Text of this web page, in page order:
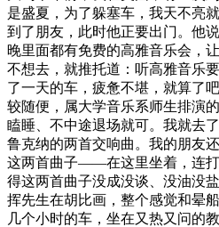
是盛夏，为了躲塞车，我天不亮
到了朋友，此时他正要出门。他
晚里面都有免费的高雅音乐会，
不想去，就推托道：听高雅音乐
了一天的车，疲惫不堪，就算了
较随便，属大学音乐系师生排演
瞌睡、不中途退场就可。我就去
鲁克纳的两首交响曲。我的朋友
这两首曲子——在这里坐着，连
得这两首曲子没成没谈、没油没
挥先生在胡比画，整个感觉和晕
几个小时的车，坐在又热又问的